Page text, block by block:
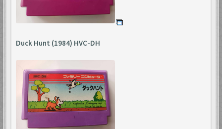
Duck Hunt (1984) HVC-DH